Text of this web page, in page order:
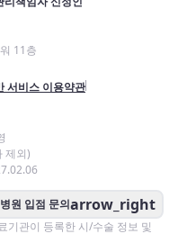
11층
서비스 이용약관
제외)
병원 입점 문의arrow_right
기관이 등록한 시/수술 정보 및